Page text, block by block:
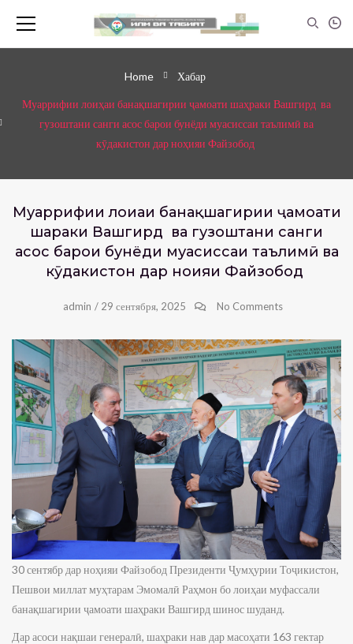
Home Хабар
Муаррифии лоиҳаи банақшагирии ҷамоати шаҳраки Вашгирд ва
гузоштани санги асос барои бунёди муасиссаи таълимӣ ва
кӯдакистон дар ноҳияи Файзобод
Муаррифии лоиҳаи банақшагирии ҷамоати
шаҳраки Вашгирд ва гузоштани санги
асос барои бунёди муасиссаи таълимӣ ва
кӯдакистон дар ноҳияи Файзобод
admin / 29 сентября, 2025 No Comments
30 сентябр дар ноҳияи Файзобод Президенти Ҷумҳурии Тоҷикистон,
Пешвои миллат муҳтарам Эмомалӣ Раҳмон бо лоиҳаи муфассали
банақшагирии ҷамоати шаҳраки Вашгирд шинос шуданд.
Дар асоси нақшаи генералӣ, шаҳраки нав дар масоҳати 163 гектар